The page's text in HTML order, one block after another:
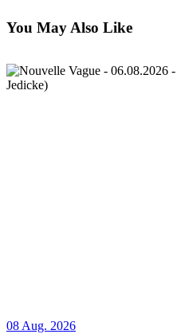
You May Also Like
08 Aug. 2026